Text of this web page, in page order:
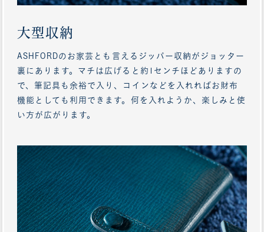
大型収納
ASHFORDのお家芸とも言えるジッパー収納がジョッター
裏にあります。マチは広げると約1センチほどありますの
で、筆記具も余裕で入り、コインなどを入れればお財布
機能としても利用できます。何を入れようか、楽しみと使
い方が広がります。